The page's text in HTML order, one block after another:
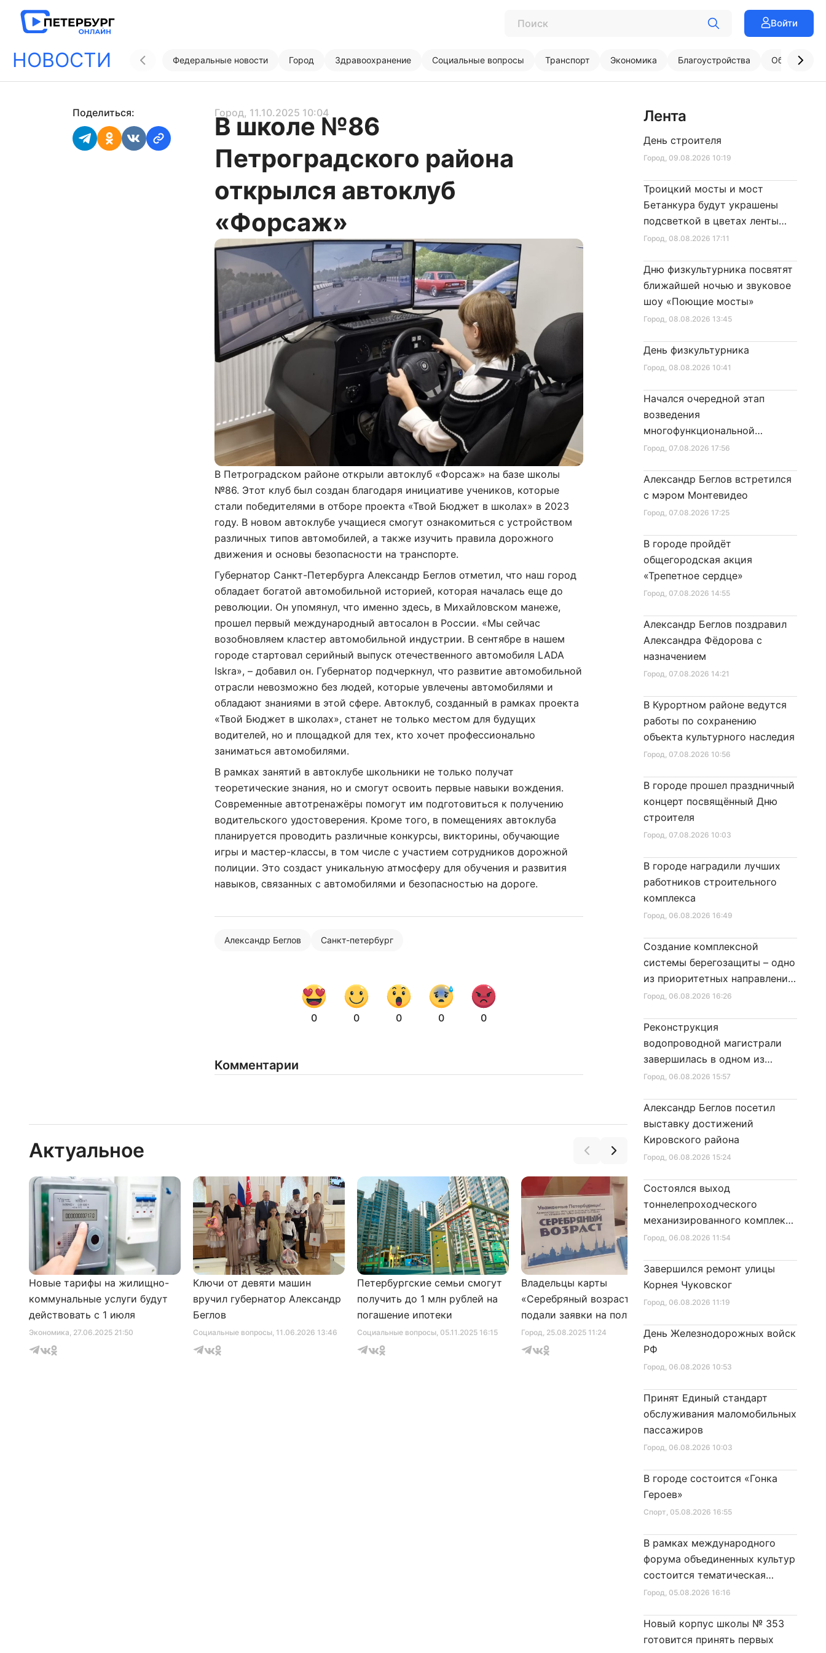
Войти
НОВОСТИ Федеральные новости Город Здравоохранение Социальные вопросы Транспорт Экономика Благоустройства
Поделиться: Город, 11.10.2025 10:04
В школе №86
Петроградского района
открылся автоклуб
«Форсаж»
В Петроградском районе открыли автоклуб «Форсаж» на базе школы
№86. Этот клуб был создан благодаря инициативе учеников, которые
стали победителями в отборе проекта «Твой Бюджет в школах» в 2023
году. В новом автоклубе учащиеся смогут ознакомиться с устройством
различных типов автомобилей, а также изучить правила дорожного
движения и основы безопасности на транспорте.
Губернатор Санкт-Петербурга Александр Беглов отметил, что наш город
обладает богатой автомобильной историей, которая началась еще до
революции. Он упомянул, что именно здесь, в Михайловском манеже,
прошел первый международный автосалон в России. «Мы сейчас
возобновляем кластер автомобильной индустрии. В сентябре в нашем
городе стартовал серийный выпуск отечественного автомобиля LADA
Iskra», – добавил он. Губернатор подчеркнул, что развитие автомобильной
отрасли невозможно без людей, которые увлечены автомобилями и
обладают знаниями в этой сфере. Автоклуб, созданный в рамках проекта
«Твой Бюджет в школах», станет не только местом для будущих
водителей, но и площадкой для тех, кто хочет профессионально
заниматься автомобилями.
В рамках занятий в автоклубе школьники не только получат
теоретические знания, но и смогут освоить первые навыки вождения.
Современные автотренажёры помогут им подготовиться к получению
водительского удостоверения. Кроме того, в помещениях автоклуба
планируется проводить различные конкурсы, викторины, обучающие
игры и мастер-классы, в том числе с участием сотрудников дорожной
полиции. Это создаст уникальную атмосферу для обучения и развития
навыков, связанных с автомобилями и безопасностью на дороге.
Александр Беглов Санкт-петербург
0 0 0 0 0
Комментарии
Актуальное
Экономика, 27.06.2025 21:50
Новые тарифы на жилищно-
коммунальные услуги будут
действовать с 1 июля
Социальные вопросы, 11.06.2026 13:46
Ключи от девяти машин
вручил губернатор Александр
Беглов
Социальные вопросы, 05.11.2025 16:15
Петербургские семьи смогут
получить до 1 млн рублей на
погашение ипотеки
Город, 25.08.2025 11:24
Владельцы карты
«Серебряный возраст»
подали заявки на получение
сертификата для посещения
музеев
Город, 10.01.2026 16:46
Александр Беглов подписал
Закон «О внесении изменения
«Социальный кодекс
Лента
Город, 09.08.2026 10:19
День строителя
Город, 08.08.2026 17:11
Троицкий мосты и мост
Бетанкура будут украшены
подсветкой в цветах ленты
Ленинградской Победы
Город, 08.08.2026 13:45
Дню физкультурника посвятят
ближайшей ночью и звуковое
шоу «Поющие мосты»
Город, 08.08.2026 10:41
День физкультурника
Город, 07.08.2026 17:56
Начался очередной этап
возведения
многофункциональной
площадки центра спорта
Город, 07.08.2026 17:25
Александр Беглов встретился
с мэром Монтевидео
Город, 07.08.2026 14:55
В городе пройдёт
общегородская акция
«Трепетное сердце»
Город, 07.08.2026 14:21
Александр Беглов поздравил
Александра Фёдорова с
назначением
Город, 07.08.2026 10:56
В Курортном районе ведутся
работы по сохранению
объекта культурного наследия
Город, 07.08.2026 10:03
В городе прошел праздничный
концерт посвящённый Дню
строителя
Город, 06.08.2026 16:49
В городе наградили лучших
работников строительного
комплекса
Город, 06.08.2026 16:26
Создание комплексной
системы берегозащиты – одно
из приоритетных направлений
развития Петербурга
Город, 06.08.2026 15:57
Реконструкция
водопроводной магистрали
завершилась в одном из
районов города
Город, 06.08.2026 15:24
Александр Беглов посетил
выставку достижений
Кировского района
Город, 06.08.2026 11:54
Состоялся выход
тоннелепроходческого
механизированного комплекса
«Надежда» на поверхность
Город, 06.08.2026 11:19
Завершился ремонт улицы
Корнея Чуковског
Город, 06.08.2026 10:53
День Железнодорожных войск
РФ
Город, 06.08.2026 10:03
Принят Единый стандарт
обслуживания маломобильных
пассажиров
Спорт, 05.08.2026 16:55
В городе состоится «Гонка
Героев»
Город, 05.08.2026 16:16
В рамках международного
форума объединенных культур
состоится тематическая
секция
Новый корпус школы № 353
готовится принять первых
соглашаетесь с политикой конфиденциальности